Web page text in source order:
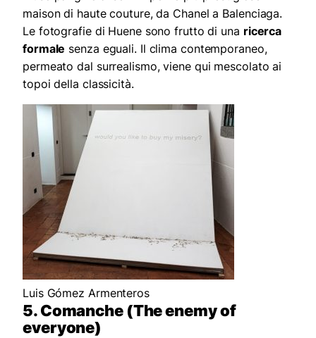
maison di haute couture, da Chanel a Balenciaga.
Le fotografie di Huene sono frutto di una ricerca
formale senza eguali. Il clima contemporaneo,
permeato dal surrealismo, viene qui mescolato ai
topoi della classicità.
Luis Gómez Armenteros
5. Comanche (The enemy of
everyone)